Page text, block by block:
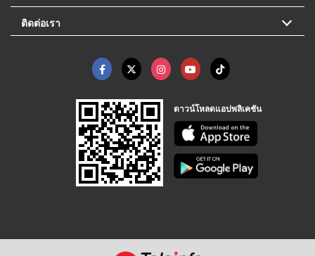
ติดต่อเรา
ดาวน์โหลดแอปพลิเคชัน